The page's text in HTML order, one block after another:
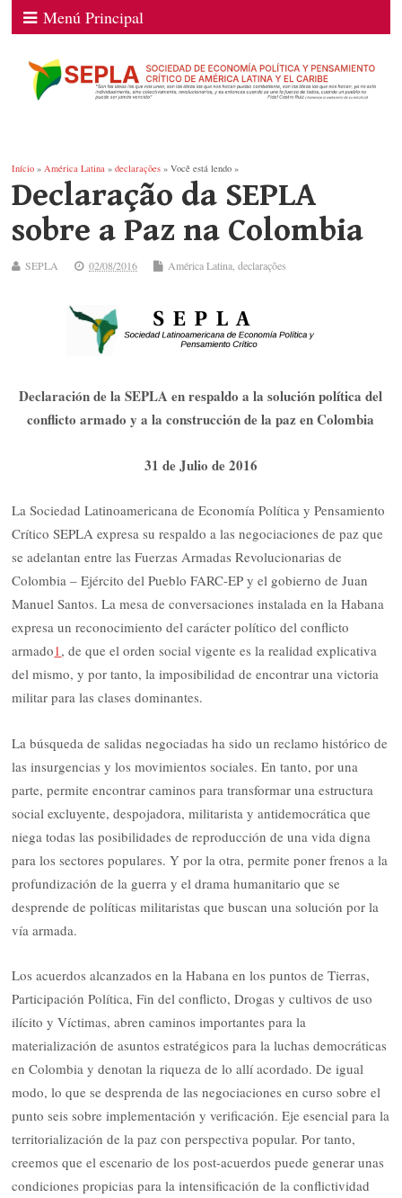
Menú Principal
Início »América Latina »declarações » Você está lendo »
Declaração da SEPLA
sobre a Paz na Colombia
SEPLA 02/08/2016 América Latina,declarações
Declaración de la SEPLA en respaldo a la solución política del
conflicto armado y a la construcción de la paz en Colombia
31 de Julio de 2016
La Sociedad Latinoamericana de Economía Política y Pensamiento
Crítico SEPLA expresa su respaldo a las negociaciones de paz que
se adelantan entre las Fuerzas Armadas Revolucionarias de
Colombia – Ejército del Pueblo FARC-EP y el gobierno de Juan
Manuel Santos. La mesa de conversaciones instalada en la Habana
expresa un reconocimiento del carácter político del conflicto
armado1, de que el orden social vigente es la realidad explicativa
del mismo, y por tanto, la imposibilidad de encontrar una victoria
militar para las clases dominantes.
La búsqueda de salidas negociadas ha sido un reclamo histórico de
las insurgencias y los movimientos sociales. En tanto, por una
parte, permite encontrar caminos para transformar una estructura
social excluyente, despojadora, militarista y antidemocrática que
niega todas las posibilidades de reproducción de una vida digna
para los sectores populares. Y por la otra, permite poner frenos a la
profundización de la guerra y el drama humanitario que se
desprende de políticas militaristas que buscan una solución por la
vía armada.
Los acuerdos alcanzados en la Habana en los puntos de Tierras,
Participación Política, Fin del conflicto, Drogas y cultivos de uso
ilícito y Víctimas, abren caminos importantes para la
materialización de asuntos estratégicos para la luchas democráticas
en Colombia y denotan la riqueza de lo allí acordado. De igual
modo, lo que se desprenda de las negociaciones en curso sobre el
punto seis sobre implementación y verificación. Eje esencial para la
territorialización de la paz con perspectiva popular. Por tanto,
creemos que el escenario de los post-acuerdos puede generar unas
condiciones propicias para la intensificación de la conflictividad